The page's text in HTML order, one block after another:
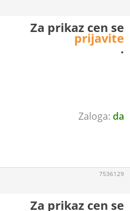
da
Za prikaz cen se
prijavite
.
7536129
Za prikaz cen se